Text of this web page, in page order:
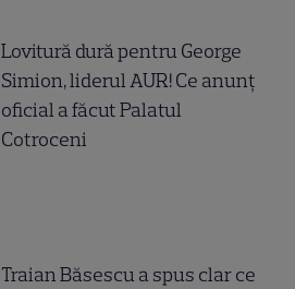
Lovitură dură pentru George
Simion, liderul AUR! Ce anunț
oficial a făcut Palatul
Cotroceni
Traian Băsescu a spus clar ce